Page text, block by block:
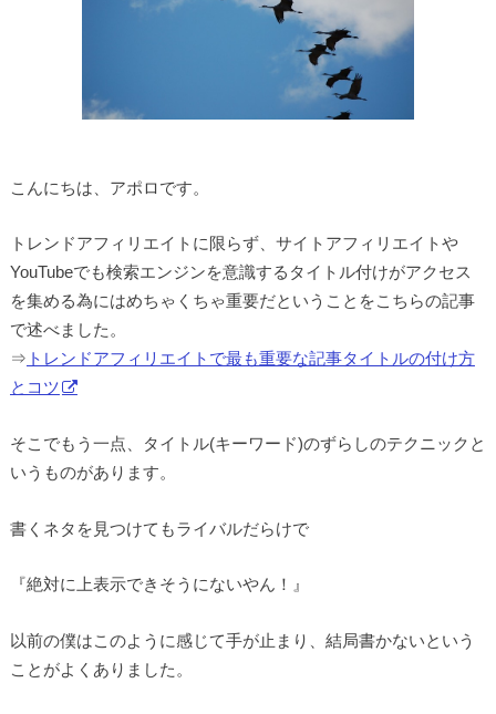
こんにちは、アポロです。
トレンドアフィリエイトに限らず、サイトアフィリエイトや
YouTubeでも検索エンジンを意識するタイトル付けがアクセス
を集める為にはめちゃくちゃ重要だということをこちらの記事
で述べました。
⇒ トレンドアフィリエイトで最も重要な記事タイトルの付け方
とコツ
そこでもう一点、タイトル(キーワード)のずらしのテクニックと
いうものがあります。
書くネタを見つけてもライバルだらけで
『絶対に上表示できそうにないやん！』
以前の僕はこのように感じて手が止まり、結局書かないという
ことがよくありました。